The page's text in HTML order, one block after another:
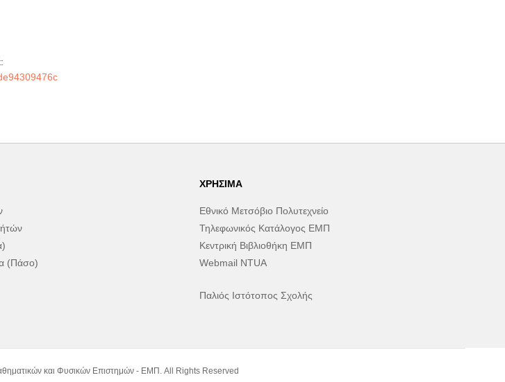
(Πάσο)
ΧΡΉΣΙΜΑ
Εθνικό Μετσόβιο Πολυτεχνείο
Τηλεφωνικός Κατάλογος ΕΜΠ
Κεντρική Βιβλιοθήκη ΕΜΠ
Webmail NTUA
Παλιός Ιστότοπος Σχολής
και Φυσικών Επιστημών - ΕΜΠ. All Rights Reserved